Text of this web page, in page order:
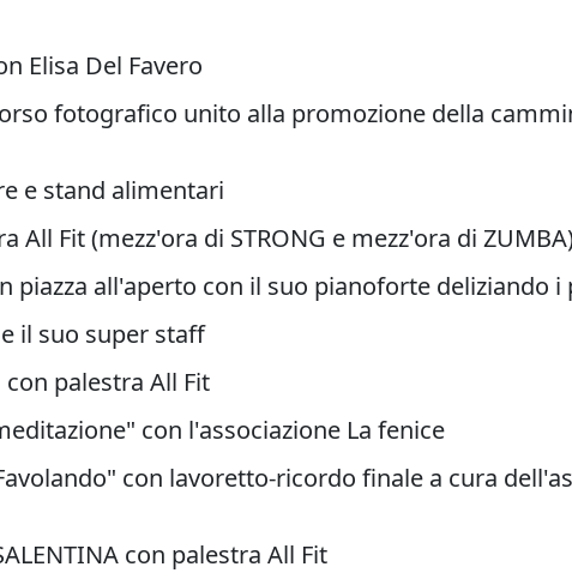
Elisa Del Favero
fotografico unito alla promozione della
e stand alimentari
All Fit (mezz'ora di STRONG e mezz'ora di
piazza all'aperto con il suo pianoforte deliziando i
e il suo super staff
palestra All Fit
con l'associazione La fenice
con lavoretto-ricordo finale a cura
con palestra All Fit